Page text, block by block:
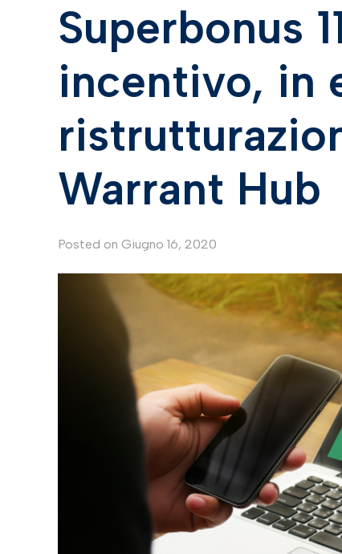
Superbonus
incentivo, in
Warrant Hub
Posted on Giugno 16, 2020